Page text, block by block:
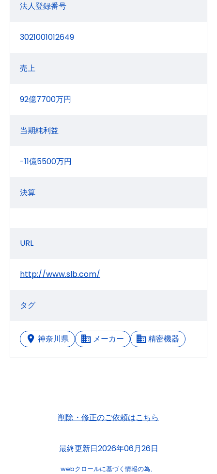
法人登録番号
3021001012649
売上
92億7700万円
当期純利益
-11億5500万円
決算
URL
http://www.slb.com/
タグ
神奈川県 メーカー 精密機器
削除・修正のご依頼はこちら
最終更新日2026年06月26日
webクロールに基づく情報の為、